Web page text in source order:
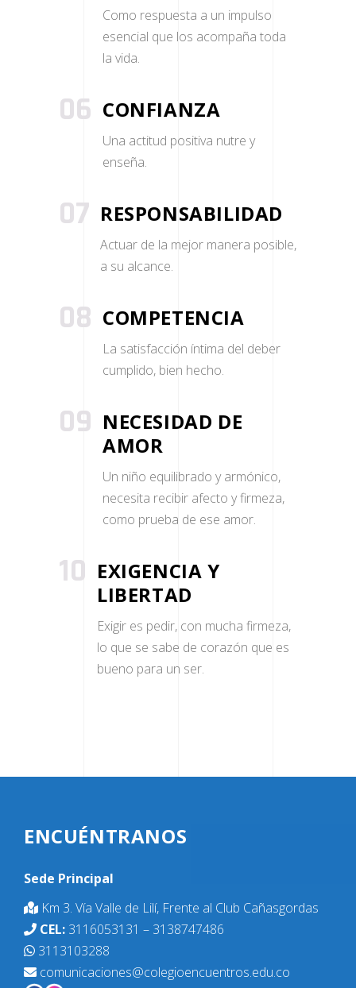
Como respuesta a un impulso
esencial que los acompaña toda
la vida.
CONFIANZA
Una actitud positiva nutre y
enseña.
06
RESPONSABILIDAD
Actuar de la mejor manera posible,
a su alcance.
07
COMPETENCIA
La satisfacción íntima del deber
cumplido, bien hecho.
08
NECESIDAD DE
AMOR
Un niño equilibrado y armónico,
necesita recibir afecto y firmeza,
como prueba de ese amor.
09
EXIGENCIA Y
LIBERTAD
Exigir es pedir, con mucha firmeza,
lo que se sabe de corazón que es
bueno para un ser.
10
ENCUÉNTRANOS
Sede Principal
Km 3. Vía Valle de Lilí, Frente al Club Cañasgordas
CEL: 3116053131 – 3138747486
3113103288
comunicaciones@colegioencuentros.edu.co